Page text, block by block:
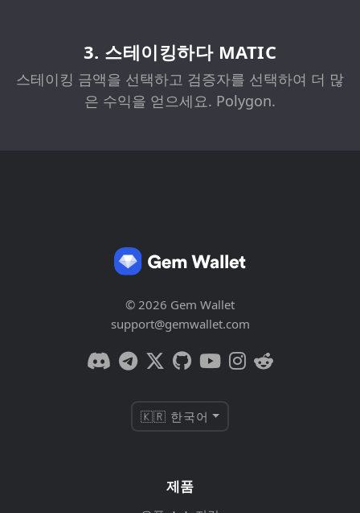
3. 스테이킹하다 MATIC
스테이킹 금액을 선택하고 검증자를 선택하여 더 많
은 수익을 얻으세요. Polygon.
© 2026 Gem Wallet
support@gemwallet.com
🇰🇷 한국어
제품